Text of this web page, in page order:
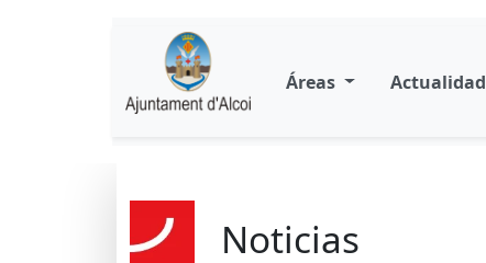
Áreas Actualidad
Noticias